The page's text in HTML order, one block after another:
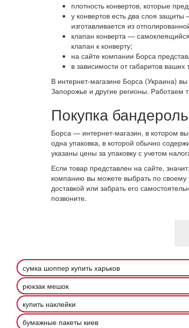
плотность конвертов, которые
у конвертов есть два слоя
изготавливается из
клапан конверта —
клапан к конверту;
на сайте компании Борса
в зависимости от габаритов
В интернет-магазине Борса (Украина)
Запорожье и другие регионы. Работаем
Покупка
Борса — интернет-магазин, в котором
одна упаковка, в которой обычно
указаны цены за упаковку с учетом
Если товар представлен на сайте,
компанию вы можете выбрать по своему
доставкой или забрать его
позвоните.
сумка шоппер купить харьков
рюкзак мешок
купить наклейки
бумажные пакеты киев